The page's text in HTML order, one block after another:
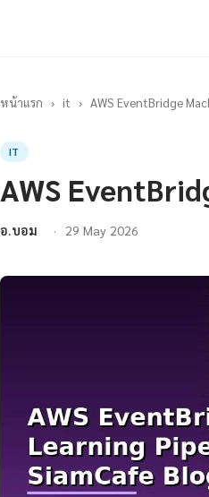
หน้าแรก › it › AWS EventBridge
IT
AWS
อ.บอม 29 May 2026